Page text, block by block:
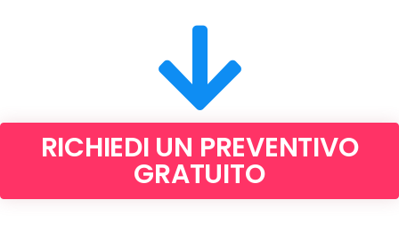
RICHIEDI UN PREVENTIVO
GRATUITO